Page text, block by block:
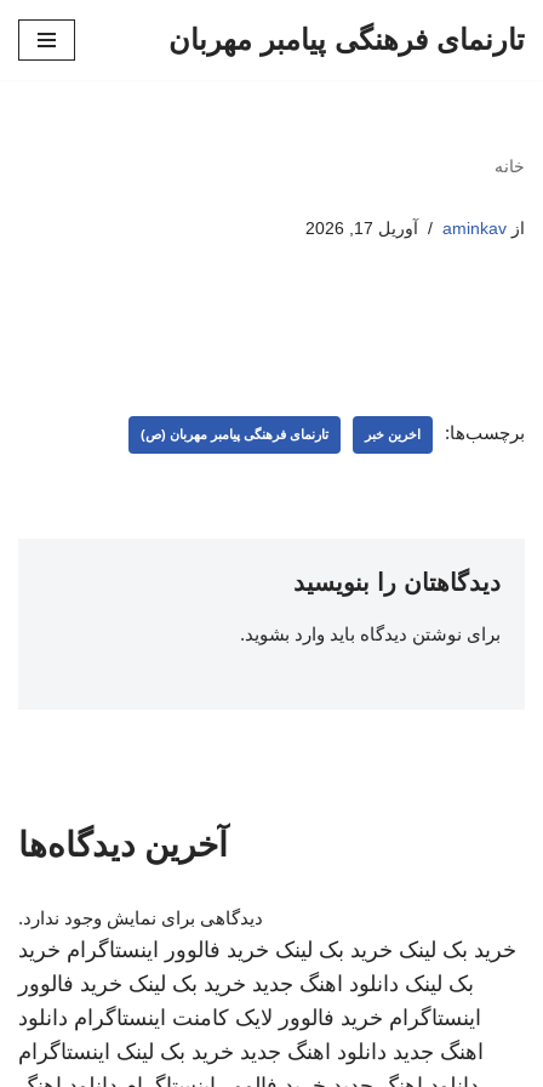
تارنمای فرهنگی پیامبر مهربان
خانه
از aminkav آوریل 17, 2026
برچسب‌ها: اخرین خبر تارنمای فرهنگی پیامبر مهربان (ص)
دیدگاهتان را بنویسید
برای نوشتن دیدگاه باید وارد بشوید.
آخرین دیدگاه‌ها
دیدگاهی برای نمایش وجود ندارد.
خرید بک لینک خرید بک لینک خرید فالوور اینستاگرام خرید
بک لینک دانلود اهنگ جدید خرید بک لینک خرید فالوور
اینستاگرام خرید فالوور لایک کامنت اینستاگرام دانلود
اهنگ جدید دانلود اهنگ جدید خرید بک لینک اینستاگرام